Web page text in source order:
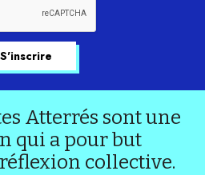
Atterrés sont une
qui a pour but
collective.